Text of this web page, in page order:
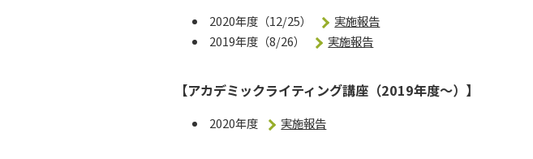
2020年度（12/25）
実施報告
2019年度（8/26）
実施報告
【アカデミックライティング講座（2019年度～）】
2020年度 実施報告